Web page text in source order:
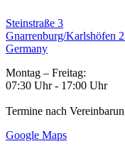
Steinstraße 3
Gnarrenburg/Karlshöfen
Germany
Montag – Freitag:
07:30 Uhr - 17:00 Uhr
Termine nach
Google Maps